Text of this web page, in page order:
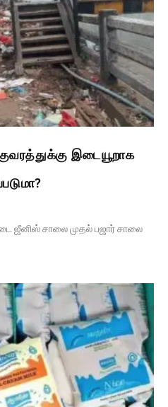
இடையூறாக
சாலை முதல் பஜார் சாலை